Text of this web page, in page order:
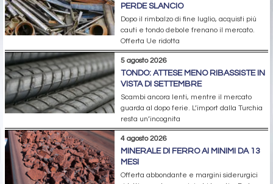
PERDE SLANCIO
Dopo il rimbalzo di fine luglio, acquisti più
cauti e tondo debole frenano il mercato.
Offerta Ue ridotta
5 agosto 2026
TONDO: ATTESE MENO RIBASSISTE IN
VISTA DI SETTEMBRE
Scambi ancora lenti, mentre il mercato
guarda al dopo ferie. L’import dalla Turchia
resta un’incognita
4 agosto 2026
MINERALE DI FERRO AI MINIMI DA 13
MESI
Offerta abbondante e margini siderurgici